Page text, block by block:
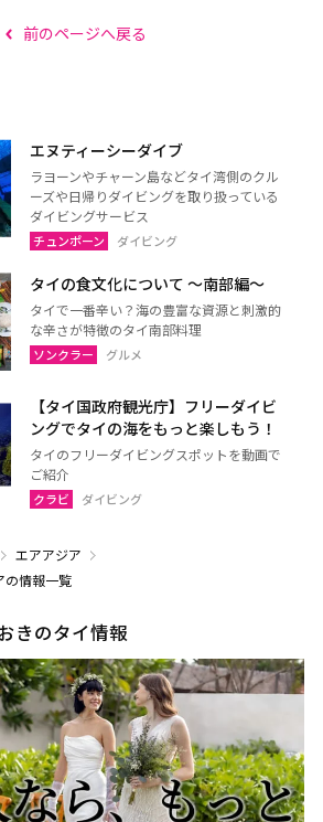
前のページへ戻る
エヌティーシーダイブ
ラヨーンやチャーン島などタイ湾側のクル
ーズや日帰りダイビングを取り扱っている
ダイビングサービス
チュンポーン ダイビング
タイの食文化について 〜南部編〜
タイで一番辛い？海の豊富な資源と刺激的
な辛さが特徴のタイ南部料理
ソンクラー グルメ
【タイ国政府観光庁】フリーダイビ
ングでタイの海をもっと楽しもう！
タイのフリーダイビングスポットを動画で
ご紹介
クラビ ダイビング
エアアジア
の情報一覧
きのタイ情報